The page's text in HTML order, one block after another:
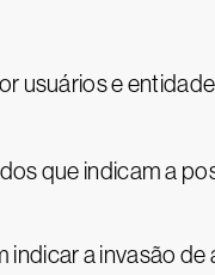
usuários e
que indicam a
a invasão de